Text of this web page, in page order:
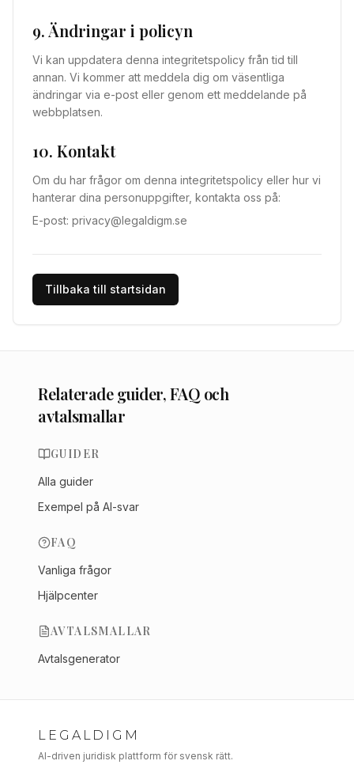
9. Ändringar i policyn
Vi kan uppdatera denna integritetspolicy från tid till
annan. Vi kommer att meddela dig om väsentliga
ändringar via e-post eller genom ett meddelande på
webbplatsen.
10. Kontakt
Om du har frågor om denna integritetspolicy eller hur vi
hanterar dina personuppgifter, kontakta oss på:
E-post: privacy@legaldigm.se
Tillbaka till startsidan
Relaterade guider, FAQ och
avtalsmallar
GUIDER
Alla guider
Exempel på AI-svar
FAQ
Vanliga frågor
Hjälpcenter
AVTALSMALLAR
Avtalsgenerator
LEGALDIGM
AI-driven juridisk plattform för svensk rätt.